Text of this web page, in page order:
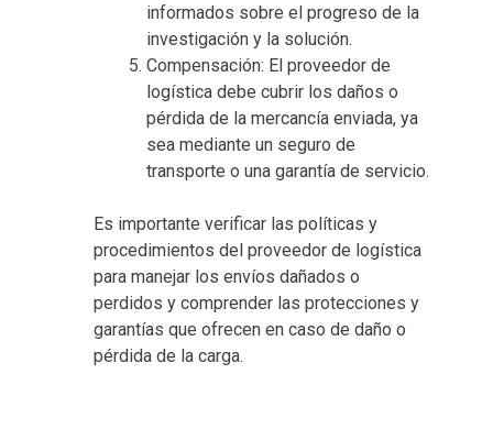
informados sobre el progreso de la
investigación y la solución.
Compensación: El proveedor de
logística debe cubrir los daños o
pérdida de la mercancía enviada, ya
sea mediante un seguro de
transporte o una garantía de servicio.
Es importante verificar las políticas y
procedimientos del proveedor de logística
para manejar los envíos dañados o
perdidos y comprender las protecciones y
garantías que ofrecen en caso de daño o
pérdida de la carga.